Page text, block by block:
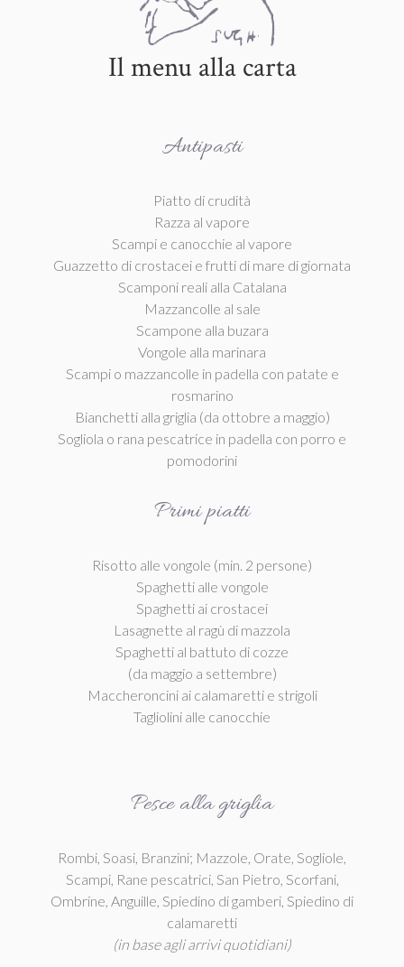
Il menu alla carta
Antipasti
Piatto di crudità
Razza al vapore
Scampi e canocchie al vapore
Guazzetto di crostacei e frutti di mare di giornata
Scamponi reali alla Catalana
Mazzancolle al sale
Scampone alla buzara
Vongole alla marinara
Scampi o mazzancolle in padella con patate e
rosmarino
Bianchetti alla griglia (da ottobre a maggio)
Sogliola o rana pescatrice in padella con porro e
pomodorini
Primi piatti
Risotto alle vongole (min. 2 persone)
Spaghetti alle vongole
Spaghetti ai crostacei
Lasagnette al ragù di mazzola
Spaghetti al battuto di cozze
(da maggio a settembre)
Maccheroncini ai calamaretti e strigoli
Tagliolini alle canocchie
Pesce alla griglia
Rombi, Soasi, Branzini; Mazzole, Orate, Sogliole,
Scampi, Rane pescatrici, San Pietro, Scorfani,
Ombrine, Anguille, Spiedino di gamberi, Spiedino di
calamaretti
(in base agli arrivi quotidiani)